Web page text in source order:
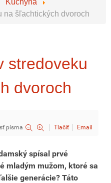
Kuchyňa
na šľachtických dvoroch
stredoveku
dvoroch
písma
Tlačiť Email
spísal prvé
mladým mužom, ktoré sa
generácie? Táto